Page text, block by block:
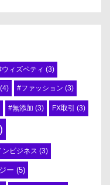
ウィズペティ (3)
(4) #ファッション (3)
#無添加 (3) FX取引 (3)
ンビジネス (3)
ー (5)